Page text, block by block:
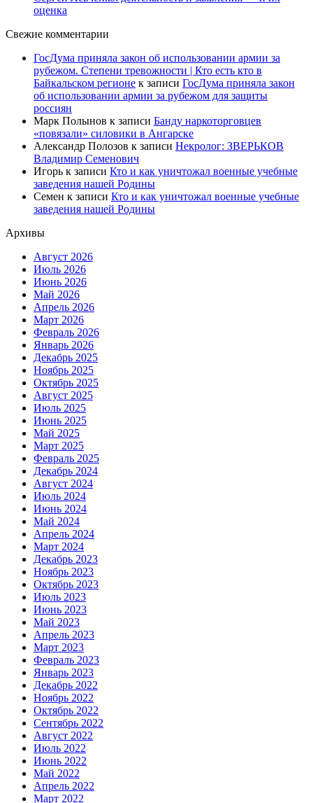
оценка
Свежие комментарии
ГосДума приняла закон об использовании армии за
рубежом. Степени тревожности | Кто есть кто в
Байкальском регионе к записи ГосДума приняла закон
об использовании армии за рубежом для защиты
россиян
Марк Полынов к записи Банду наркоторговцев
«повязали» силовики в Ангарске
Александр Полозов к записи Некролог: ЗВЕРЬКОВ
Владимир Семенович
Игорь к записи Кто и как уничтожал военные учебные
заведения нашей Родины
Семен к записи Кто и как уничтожал военные учебные
заведения нашей Родины
Архивы
Август 2026
Июль 2026
Июнь 2026
Май 2026
Апрель 2026
Март 2026
Февраль 2026
Январь 2026
Декабрь 2025
Ноябрь 2025
Октябрь 2025
Август 2025
Июль 2025
Июнь 2025
Май 2025
Март 2025
Февраль 2025
Декабрь 2024
Август 2024
Июль 2024
Июнь 2024
Май 2024
Апрель 2024
Март 2024
Декабрь 2023
Ноябрь 2023
Октябрь 2023
Июль 2023
Июнь 2023
Май 2023
Апрель 2023
Март 2023
Февраль 2023
Январь 2023
Декабрь 2022
Ноябрь 2022
Октябрь 2022
Сентябрь 2022
Август 2022
Июль 2022
Июнь 2022
Май 2022
Апрель 2022
Март 2022